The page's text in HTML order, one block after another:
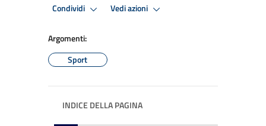
Condividi Vedi azioni
Argomenti:
Sport
INDICE DELLA PAGINA